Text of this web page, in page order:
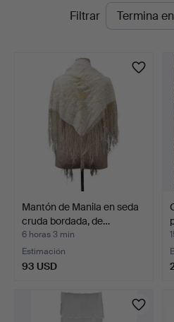
SubastasFiltrar
Mantón de Manila en seda
cruda bordada, de…
6 horas 3 min
Estimación
93 USD